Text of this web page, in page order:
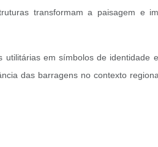
transformam a paisagem e
em símbolos de identidade
das barragens no contexto